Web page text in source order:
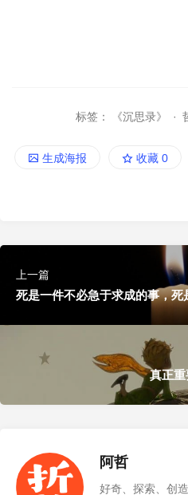
标签： 《沉思录》 ·
生成海报 收藏 0
上一篇
死是一件不必急于求成的事，死
真正
阿哲
好奇、探索、创造